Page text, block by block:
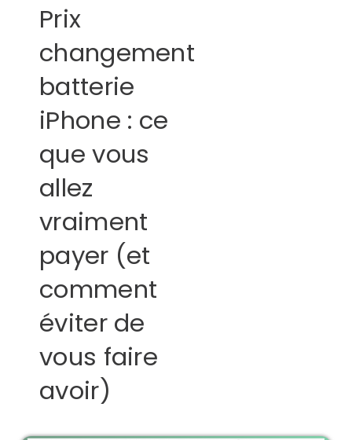
Prix
changement
batterie
iPhone : ce
que vous
allez
vraiment
payer (et
comment
éviter de
vous faire
avoir)